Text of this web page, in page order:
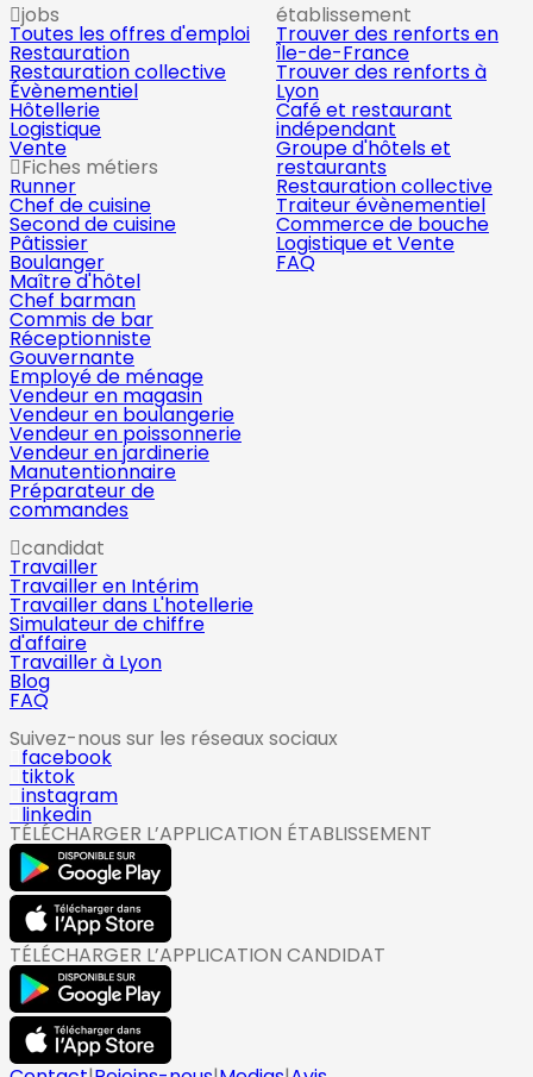
jobs
Toutes les offres d'emploi
Restauration
Restauration collective
Évènementiel
Hôtellerie
Logistique
Vente
Fiches métiers
Runner
Chef de cuisine
Second de cuisine
Pâtissier
Boulanger
Maître d'hôtel
Chef barman
Commis de bar
Réceptionniste
Gouvernante
Employé de ménage
Vendeur en magasin
Vendeur en boulangerie
Vendeur en poissonnerie
Vendeur en jardinerie
Manutentionnaire
Préparateur de
commandes
établissement
Trouver des renforts en
Île-de-France
Trouver des renforts à
Lyon
Café et restaurant
indépendant
Groupe d'hôtels et
restaurants
Restauration collective
Traiteur évènementiel
Commerce de bouche
Logistique et Vente
FAQ
candidat
Travailler
Travailler en Intérim
Travailler dans L'hotellerie
Simulateur de chiffre
d'affaire
Travailler à Lyon
Blog
FAQ
Suivez-nous sur les réseaux sociaux
facebook
tiktok
instagram
linkedin
TÉLÉCHARGER L’APPLICATION ÉTABLISSEMENT
TÉLÉCHARGER L’APPLICATION CANDIDAT